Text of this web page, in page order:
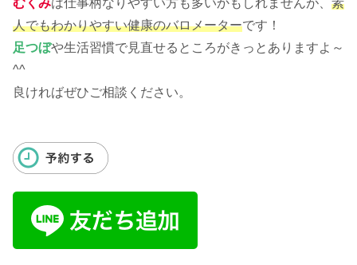
むくみは仕事柄なりやすい方も多いかもしれませんが、 素
人でもわかりやすい健康のバロメーターです！
足つぼや生活習慣で見直せるところがきっとありますよ～
^^
良ければぜひご相談ください。